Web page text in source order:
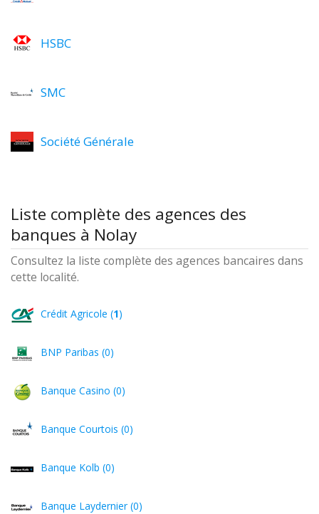
HSBC
SMC
Société Générale
Liste complète des agences des
banques à Nolay
Consultez la liste complète des agences bancaires dans
cette localité.
Crédit Agricole (1)
BNP Paribas (0)
Banque Casino (0)
Banque Courtois (0)
Banque Kolb (0)
Banque Laydernier (0)